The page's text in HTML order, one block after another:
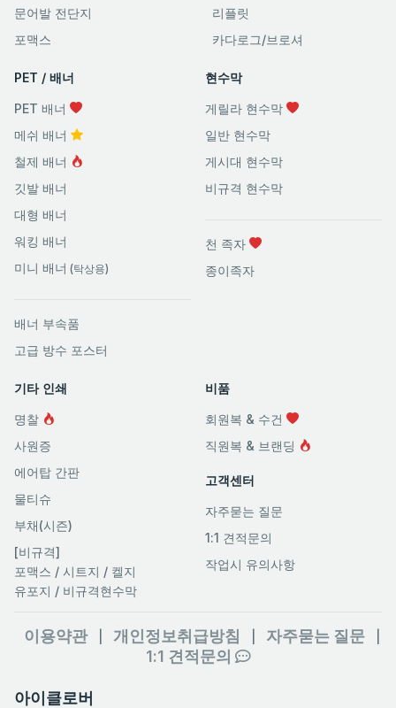
문어발 전단지
포맥스
리플릿
카다로그/브로셔
PET / 배너
PET 배너
메쉬 배너
철제 배너
깃발 배너
대형 배너
워킹 배너
미니 배너 (탁상용)
배너 부속품
고급 방수 포스터
현수막
게릴라 현수막
일반 현수막
게시대 현수막
비규격 현수막
천 족자
종이족자
기타 인쇄
명찰
사원증
에어탑 간판
물티슈
부채(시즌)
[비규격]
포맥스 / 시트지 / 켈지
유포지 / 비규격현수막
비품
회원복 & 수건
직원복 & 브랜딩
고객센터
자주묻는 질문
1:1 견적문의
작업시 유의사항
이용약관 개인정보취급방침 자주묻는 질문
1:1 견적문의
아이클로버